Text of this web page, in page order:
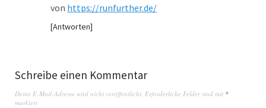
von https://runfurther.de/
Antworten
Schreibe einen Kommentar
Deine E-Mail-Adresse wird nicht veröffentlicht. Erforderliche Felder sind mit *
markiert